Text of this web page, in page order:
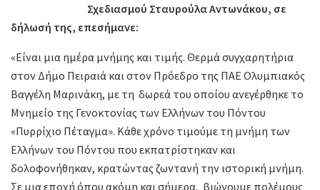
Σχεδιασμού Σταυρούλα Αντωνάκου, σε
δήλωσή της, επεσήμανε:
«Είναι μια ημέρα μνήμης και τιμής. Θερμά συγχαρητήρια
στον Δήμο Πειραιά και στον Πρόεδρο της ΠΑΕ Ολυμπιακός
Βαγγέλη Μαρινάκη, με τη δωρεά του οποίου ανεγέρθηκε το
Μνημείο της Γενοκτονίας των Ελλήνων του Πόντου
«Πυρρίχιο Πέταγμα». Κάθε χρόνο τιμούμε τη μνήμη των
Ελλήνων του Πόντου που εκπατρίστηκαν και
δολοφονήθηκαν, κρατώντας ζωντανή την ιστορική μνήμη.
Σε μια εποχή όπου ακόμη και σήμερα, βιώνουμε πολέμους